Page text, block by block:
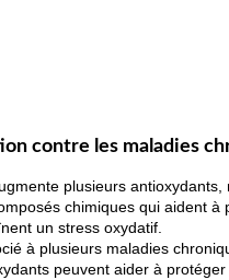
contre les maladies
plusieurs
chimiques qui aident
un stress oxydatif.
à plusieurs maladies
peuvent aider à protéger